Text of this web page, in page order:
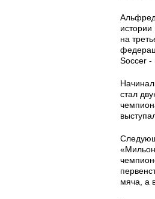
на
Soccer -
стал
мяча, а